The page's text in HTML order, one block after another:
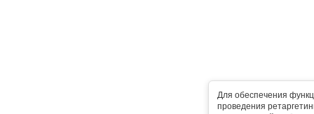
Для обеспечения
проведения